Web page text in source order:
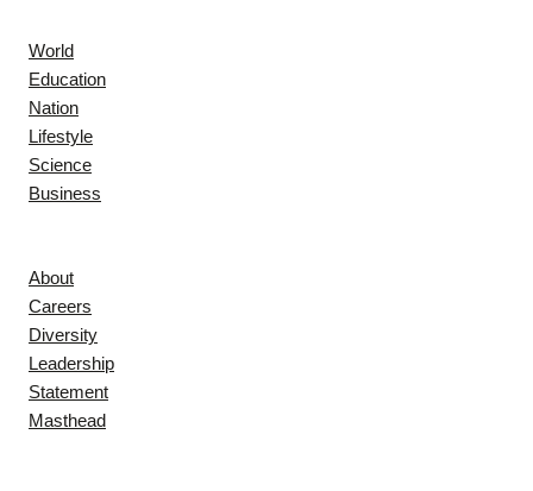
World
Education
Nation
Lifestyle
Science
Business
About
Careers
Diversity
Leadership
Statement
Masthead